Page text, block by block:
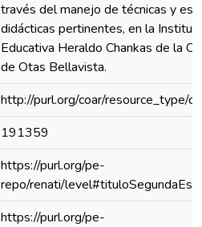
través del manejo de técnicas y
didácticas pertinentes, en la
Educativa Heraldo Chankas de la
de Otas Bellavista.
http://purl.org/coar/resource_type/
191359
https://purl.org/pe-
repo/renati/
https://purl.org/pe-